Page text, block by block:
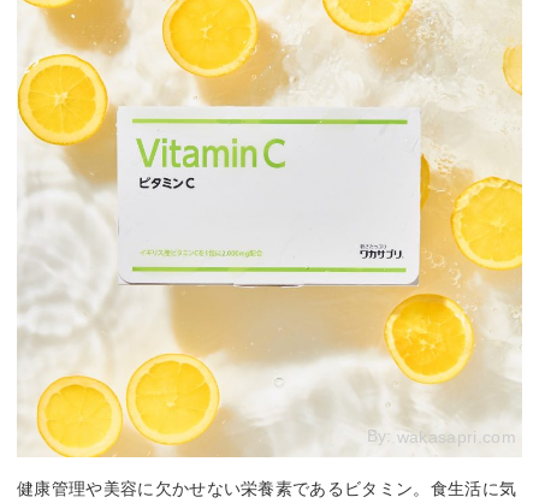
By: wakasapri.com
健康管理や美容に欠かせない栄養素であるビタミン。食生活に気